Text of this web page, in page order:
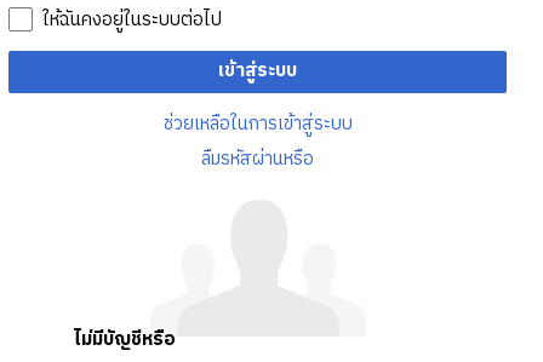
ให้ฉันคงอยู่ในระบบต่อไป
เข้าสู่ระบบ
ช่วยเหลือในการเข้าสู่ระบบ
ลืมรหัสผ่านหรือ
ไม่มีบัญชีหรือ